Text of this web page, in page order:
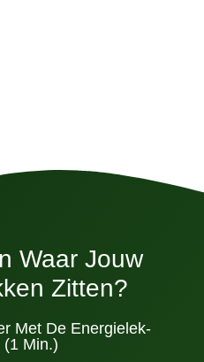
Waar Jouw
Zitten?
Met De Energielek-
(1 Min.)